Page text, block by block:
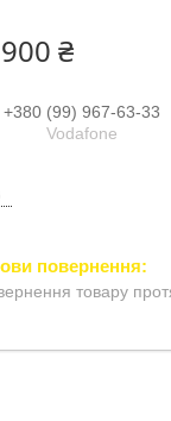
₴
+380 (99) 967-63-33
Vodafone
товару